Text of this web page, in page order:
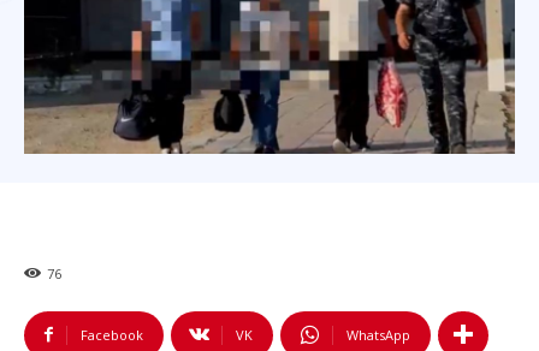
76
Facebook VK WhatsApp